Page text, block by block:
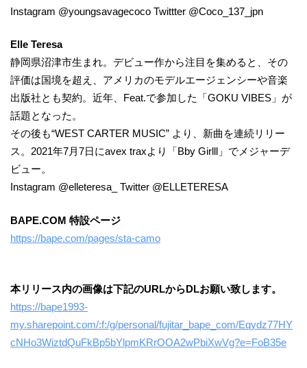
Instagram @youngsavagecoco Twittter @Coco_137_jpn
Elle Teresa
静岡県沼津市生まれ。デビュー作から注目を集めると、その
評価は国境を超え、アメリカのモデルエージェンシーや音楽
出版社とも契約。近年、Feat.で参加した「GOKU VIBES」が
話題となった。
その後も“WEST CARTER MUSIC” より、新曲を連続リリー
ス。2021年7月7日にavex traxより「Bby Girlll」でメジャーデ
ビュー。
Instagram @elleteresa_ Twitter @ELLETERESA
BAPE.COM 特設ページ
https://bape.com/pages/sta-camo
本リリース内の画像は下記のURLからDLお願い致します。
https://bape1993-
my.sharepoint.com/:f:/g/personal/fujitar_bape_com/Eqydz77HY
cNHo3WiztdQuFkBp5bYlpmKRrOOA2wPbiXwVg?e=FoB35e